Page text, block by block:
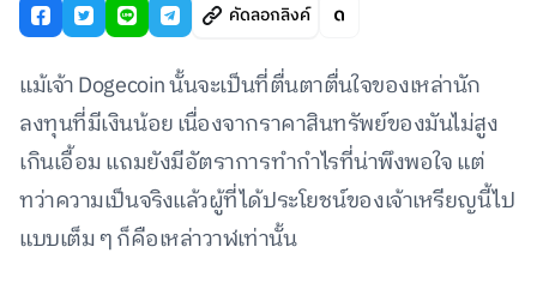
คัดลอกลิงค์
แม้เจ้า Dogecoin นั้นจะเป็นที่ตื่นตาตื่นใจของเหล่านัก
ลงทุนที่มีเงินน้อย เนื่องจากราคาสินทรัพย์ของมันไม่สูง
เกินเอื้อม แถมยังมีอัตราการทำกำไรที่น่าพึงพอใจ แต่
ทว่าความเป็นจริงแล้วผู้ที่ได้ประโยชน์ของเจ้าเหรียญนี้ไป
แบบเต็ม ๆ ก็คือเหล่าวาฬเท่านั้น